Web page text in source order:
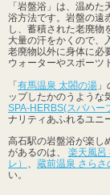
「岩盤浴」は、温め
浴方法です。岩盤の遠
し、蓄積された老廃物
大量の汗をかくので、
老廃物以外に身体に必
ウォーターやスポーツ
「 有馬温泉 太閤の湯
ップしたかのうような
SPA-HERBS(スパハー
ナリティあふれるユニ
高石駅の岩盤浴が楽し
があるのは、 楽天風呂
レ） 、 蔵前温泉 さらさ
い。